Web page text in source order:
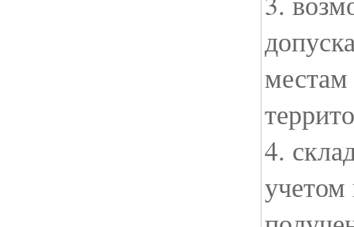
4.